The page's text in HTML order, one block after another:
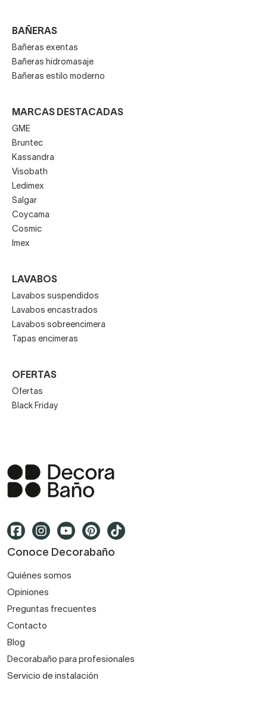
BAÑERAS
Bañeras exentas
Bañeras hidromasaje
Bañeras estilo moderno
MARCAS DESTACADAS
GME
Bruntec
Kassandra
Visobath
Ledimex
Salgar
Coycama
Cosmic
Imex
LAVABOS
Lavabos suspendidos
Lavabos encastrados
Lavabos sobreencimera
Tapas encimeras
OFERTAS
Ofertas
Black Friday
Conoce Decorabaño
Quiénes somos
Opiniones
Preguntas frecuentes
Contacto
Blog
Decorabaño para profesionales
Servicio de instalación